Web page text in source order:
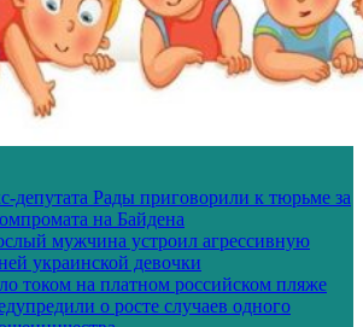
депутата Рады приговорили к тюрьме за
на Байдена
мужчина устроил агрессивную
украинской девочки
током на платном российском пляже
о росте случаев одного